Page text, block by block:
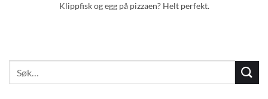
Klippfisk og egg på pizzaen? Helt perfekt.